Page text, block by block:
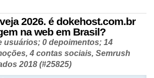
2026. é dokehost.com.br
na web em Brasil?
usuários; 0 depoimentos; 14
4 contas sociais, Semrush
2018 (#25825)